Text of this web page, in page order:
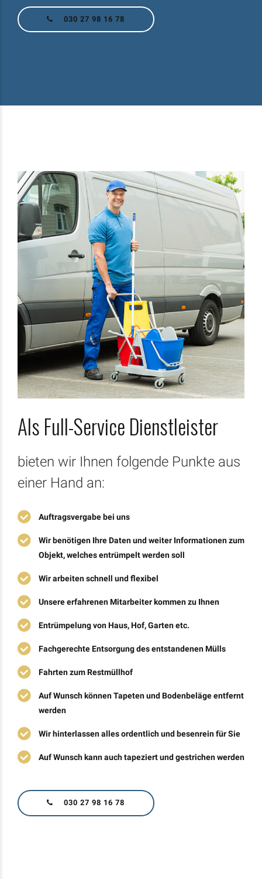
030 27 98 16 78
Als Full-Service Dienstleister
bieten wir Ihnen folgende Punkte aus
einer Hand an:
Auftragsvergabe bei uns
Wir benötigen Ihre Daten und weiter Informationen zum
Objekt, welches entrümpelt werden soll
Wir arbeiten schnell und flexibel
Unsere erfahrenen Mitarbeiter kommen zu Ihnen
Entrümpelung von Haus, Hof, Garten etc.
Fachgerechte Entsorgung des entstandenen Mülls
Fahrten zum Restmüllhof
Auf Wunsch können Tapeten und Bodenbeläge entfernt
werden
Wir hinterlassen alles ordentlich und besenrein für Sie
Auf Wunsch kann auch tapeziert und gestrichen werden
030 27 98 16 78